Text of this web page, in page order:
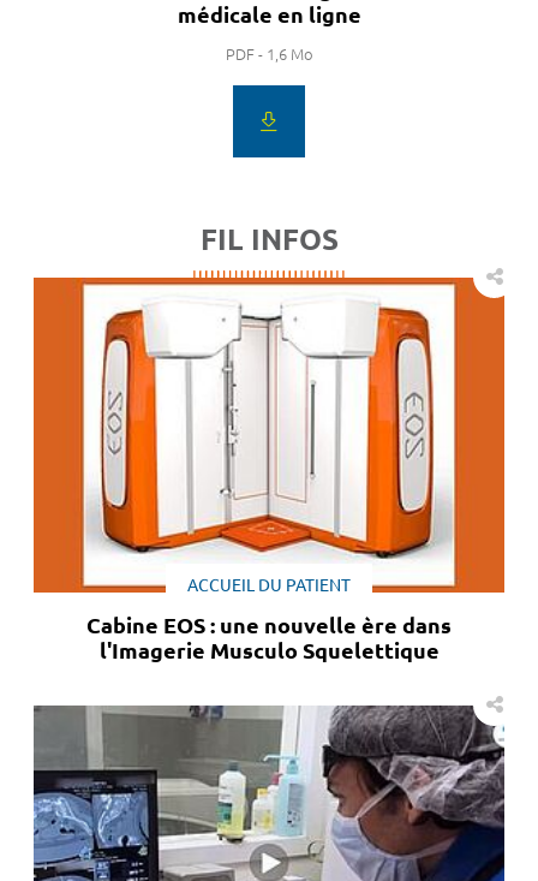
médicale en ligne
PDF - 1,6 Mo
FIL INFOS
ACCUEIL DU PATIENT
Cabine EOS : une nouvelle ère dans
l'Imagerie Musculo Squelettique